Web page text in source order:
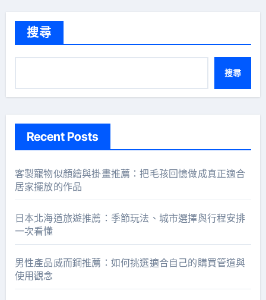
搜尋
搜尋
Recent Posts
客製寵物似顏繪與掛畫推薦：把毛孩回憶做成真正適合
居家擺放的作品
日本北海道旅遊推薦：季節玩法、城市選擇與行程安排
一次看懂
男性產品威而鋼推薦：如何挑選適合自己的購買管道與
使用觀念